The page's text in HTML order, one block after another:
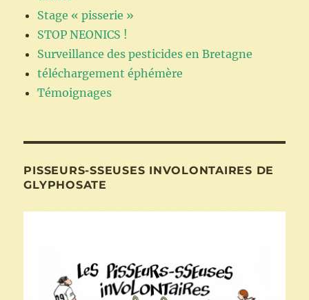
Stage « pisserie »
STOP NEONICS !
Surveillance des pesticides en Bretagne
téléchargement éphémère
Témoignages
PISSEURS-SSEUSES INVOLONTAIRES DE
GLYPHOSATE